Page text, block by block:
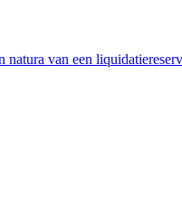
van een